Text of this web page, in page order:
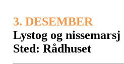
3. DESEMBER
Lystog og nissemarsj
Sted: Rådhuset